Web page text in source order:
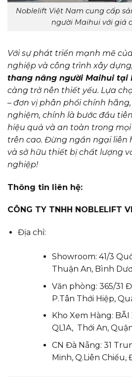
Noblelift Việt Nam cung cấp
người Maihui với giá
Với sự phát triển mạnh mẽ
nghiệp và công trình xây
thang nâng người Maihui tại
càng trở nên thiết yếu. Lựa
– đơn vị phân phối chính
nghiệm, chính là bước đầu
hiệu quả và an toàn trong
trên cao. Đừng ngần ngại liên
và sở hữu thiết bị chất lượng
nghiệp!
Thông tin liên hệ:
CÔNG TY TNHH NOBLELIFT
Địa chỉ:
Showroom: 41/3
Thuận An, Bình
Văn phòng: 365/31
P.Tân Thới Hiệp,
Kho Xem Hàng: BÃI
QL1A, Thới An,
CN Đà Nẵng: 31
Minh, Q.Liên Chiểu,